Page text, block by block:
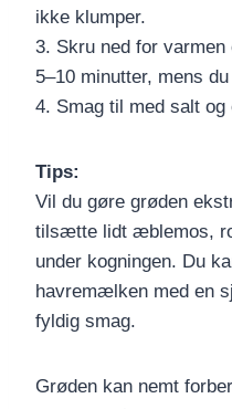
ikke klumper.
3. Skru ned for
5–10 minutter, mens
4. Smag til med salt
Tips:
Vil du gøre grøden
tilsætte lidt æblemos,
under kogningen. Du
havremælken med en
fyldig smag.
Grøden kan nemt